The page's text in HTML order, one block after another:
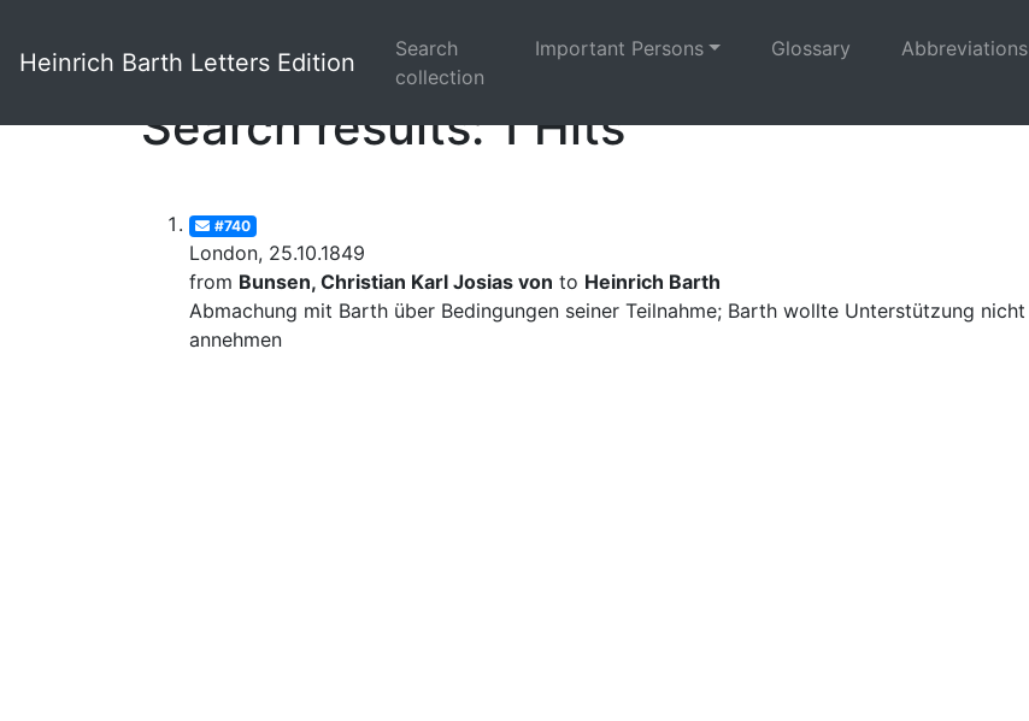
Heinrich Barth Letters Edition
Search
collection
Important Persons Glossary Abbreviations
Search results: 1 Hits
#740
London, 25.10.1849
from Bunsen, Christian Karl Josias von to Heinrich Barth
Abmachung mit Barth über Bedingungen seiner Teilnahme; Barth wollte Unterstützung nicht
annehmen